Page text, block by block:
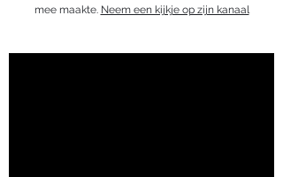
mee maakte. Neem een kijkje op zijn kanaal